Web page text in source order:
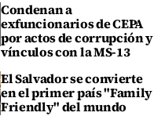
Condenan a
exfuncionarios de CEPA
por actos de corrupción y
vínculos con la MS-13
El Salvador se convierte
en el primer país "Family
Friendly" del mundo